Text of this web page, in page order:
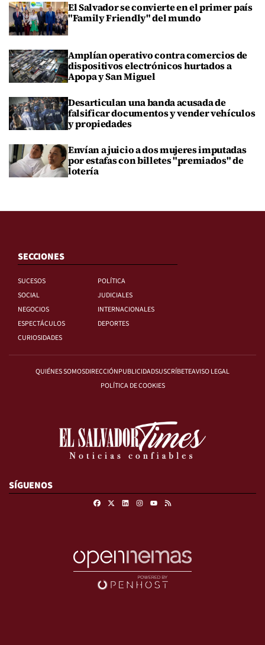
El Salvador se convierte en el primer país
"Family Friendly" del mundo
Amplían operativo contra comercios de
dispositivos electrónicos hurtados a
Apopa y San Miguel
Desarticulan una banda acusada de
falsificar documentos y vender vehículos
y propiedades
Envían a juicio a dos mujeres imputadas
por estafas con billetes "premiados" de
lotería
SECCIONES
SUCESOS
POLÍTICA
SOCIAL
JUDICIALES
NEGOCIOS
INTERNACIONALES
ESPECTÁCULOS
DEPORTES
CURIOSIDADES
QUIÉNES SOMOSDIRECCIÓNPUBLICIDADSUSCRÍBETEAVISO LEGAL
POLÍTICA DE COOKIES
SÍGUENOS
FacebookLinkedinInstagramRSS